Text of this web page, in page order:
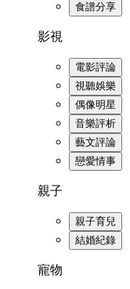
食譜分享
影視
電影評論
視聽娛樂
偶像明星
音樂評析
藝文評論
戀愛情事
親子
親子育兒
結婚紀錄
寵物